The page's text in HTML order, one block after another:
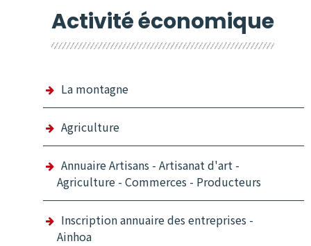
Activité économique
La montagne
Agriculture
Annuaire Artisans - Artisanat d'art -
Agriculture - Commerces - Producteurs
Inscription annuaire des entreprises -
Ainhoa